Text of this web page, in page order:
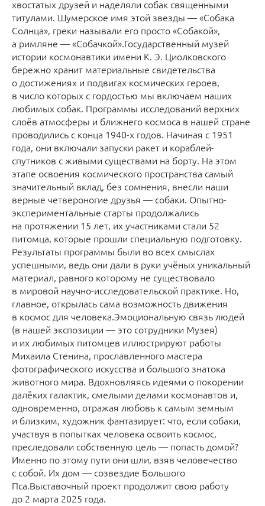
хвостатых друзей и наделяли собак священными
титулами. Шумерское имя этой звезды — «Собака
Солнца», греки называли его просто «Собакой»,
а римляне — «Собачкой».Государственный музей
истории космонавтики имени К. Э. Циолковского
бережно хранит материальные свидетельства
о достижениях и подвигах космических героев,
в число которых с гордостью мы включаем наших
любимых собак. Программы исследований верхних
слоёв атмосферы и ближнего космоса в нашей стране
проводились с конца 1940-х годов. Начиная с 1951
года, они включали запуски ракет и кораблей-
спутников с живыми существами на борту. На этом
этапе освоения космического пространства самый
значительный вклад, без сомнения, внесли наши
верные четвероногие друзья — собаки. Опытно-
экспериментальные старты продолжались
на протяжении 15 лет, их участниками стали 52
питомца, которые прошли специальную подготовку.
Результаты программы были во всех смыслах
успешными, ведь они дали в руки учёных уникальный
материал, равного которому не существовало
в мировой научно-исследовательской практике. Но,
главное, открылась сама возможность движения
в космос для человека.Эмоциональную связь людей
(в нашей экспозиции — это сотрудники Музея)
и их любимых питомцев иллюстрируют работы
Михаила Стенина, прославленного мастера
фотографического искусства и большого знатока
животного мира. Вдохновляясь идеями о покорении
далёких галактик, смелыми делами космонавтов и,
одновременно, отражая любовь к самым земным
и близким, художник фантазирует: что, если собаки,
участвуя в попытках человека освоить космос,
преследовали собственную цель — попасть домой?
Именно по этому пути они шли, взяв человечество
с собой. Их дом — созвездие Большого
Пса.Выставочный проект продолжит свою работу
до 2 марта 2025 года.